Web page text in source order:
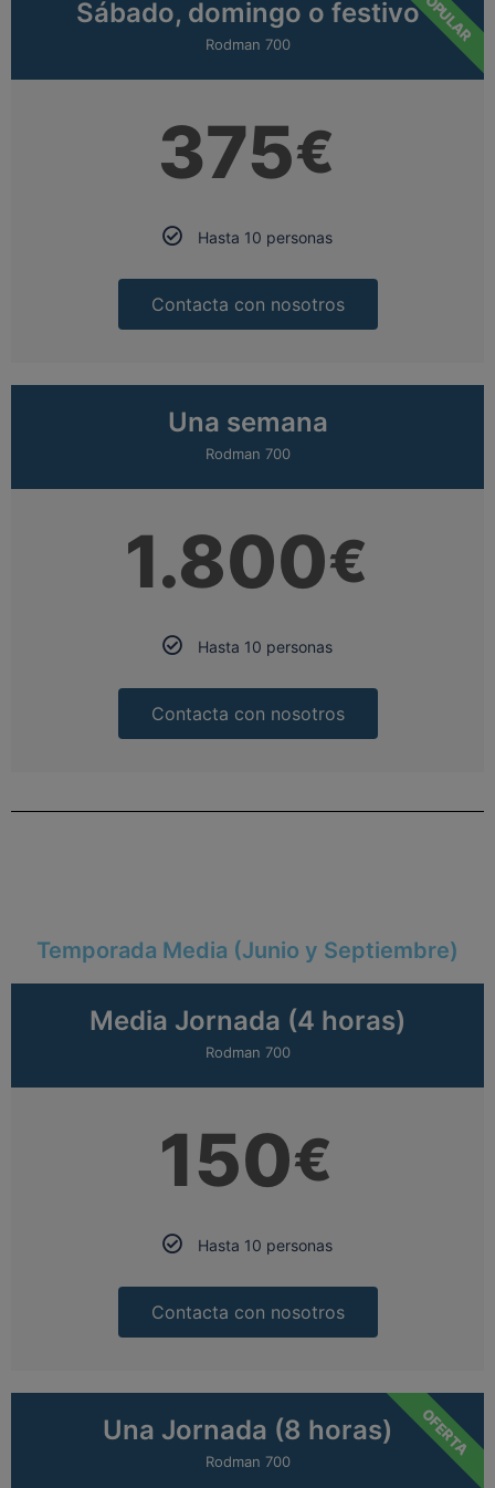
Sábado, domingo o festivo
Rodman 700
375€
Hasta 10 personas
Contacta con nosotros
POPULAR
Una semana
Rodman 700
1.800€
Hasta 10 personas
Contacta con nosotros
Temporada Media (Junio y Septiembre)
Media Jornada (4 horas)
Rodman 700
150€
Hasta 10 personas
Contacta con nosotros
Una Jornada (8 horas)
Rodman 700
OFERTA